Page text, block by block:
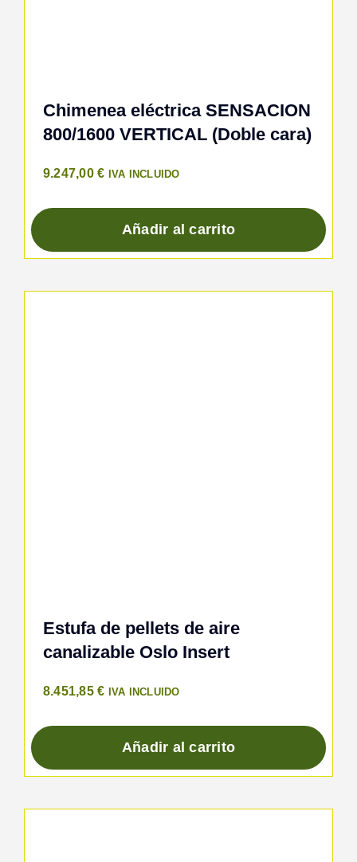
Chimenea eléctrica SENSACION
800/1600 VERTICAL (Doble cara)
9.247,00€ IVA INCLUIDO
Añadir al carrito
Estufa de pellets de aire
canalizable Oslo Insert
8.451,85€ IVA INCLUIDO
Añadir al carrito